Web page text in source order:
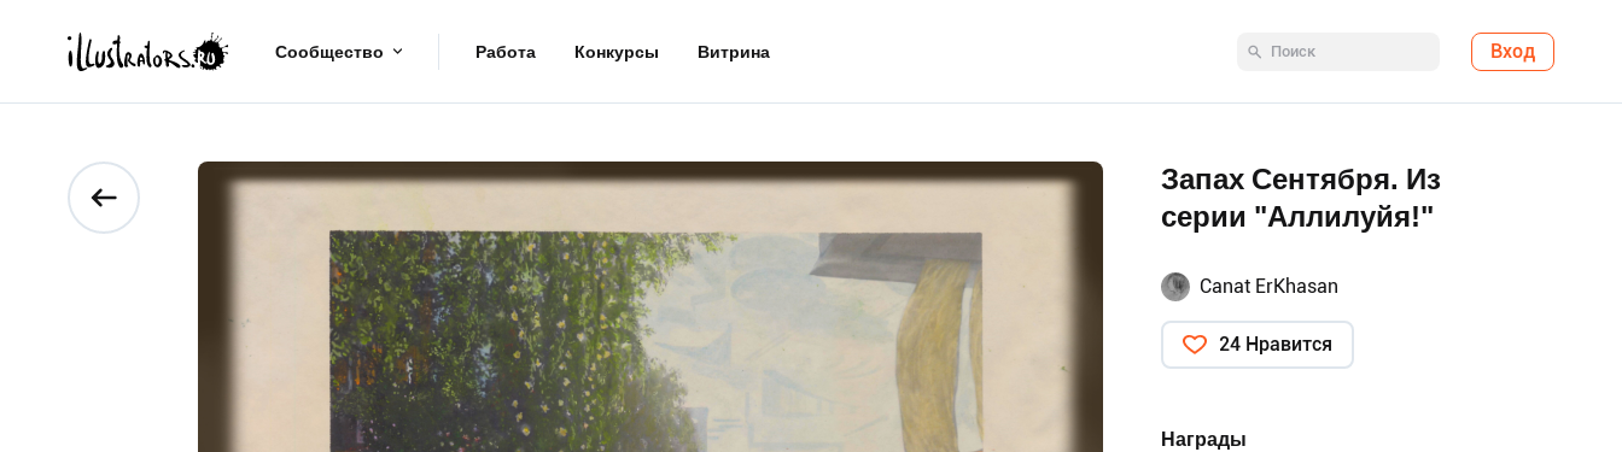
Сообщество Работа Конкурсы Витрина Вход
Запах Сентября. Из
серии "Аллилуйя!"
Canat ErKhasan
24 Нравится
Награды